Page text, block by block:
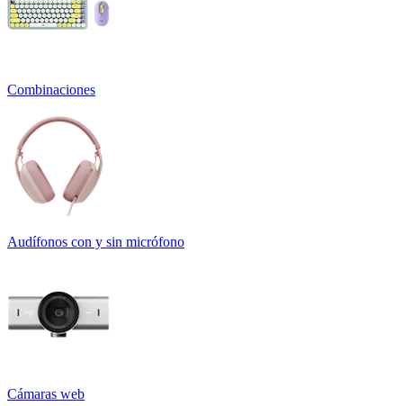
Combinaciones
Audífonos con y sin micrófono
Cámaras web